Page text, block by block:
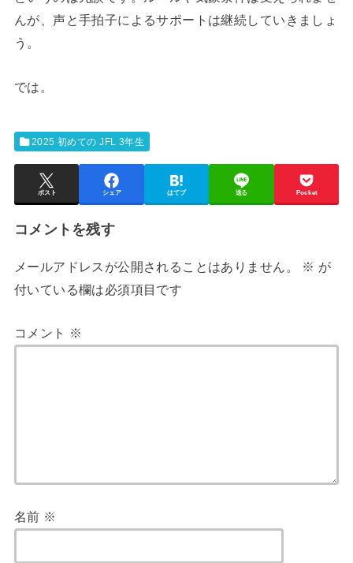
んが、声と手拍子によるサポートは継続していきましょ
う。
では。
2025 初めての JFL 3年生
ポスト シェア はてブ 送る Pocket
コメントを残す
メールアドレスが公開されることはありません。 ※ が
付いている欄は必須項目です
コメント ※
名前 ※